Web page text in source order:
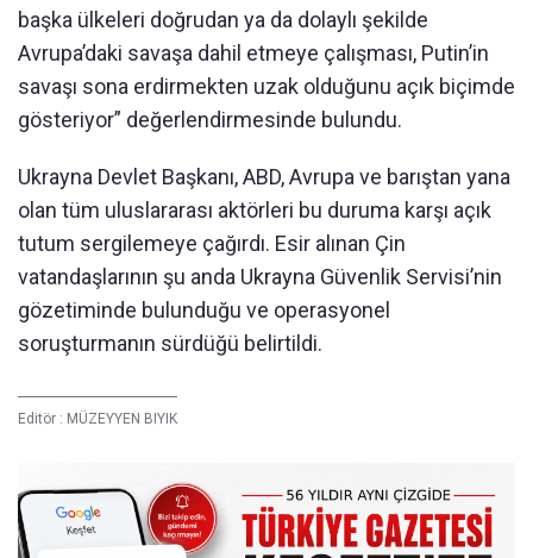
başka ülkeleri doğrudan ya da dolaylı şekilde
Avrupa’daki savaşa dahil etmeye çalışması, Putin’in
savaşı sona erdirmekten uzak olduğunu açık biçimde
gösteriyor” değerlendirmesinde bulundu.
Ukrayna Devlet Başkanı, ABD, Avrupa ve barıştan yana
olan tüm uluslararası aktörleri bu duruma karşı açık
tutum sergilemeye çağırdı. Esir alınan Çin
vatandaşlarının şu anda Ukrayna Güvenlik Servisi’nin
gözetiminde bulunduğu ve operasyonel
soruşturmanın sürdüğü belirtildi.
Editör : MÜZEYYEN BIYIK